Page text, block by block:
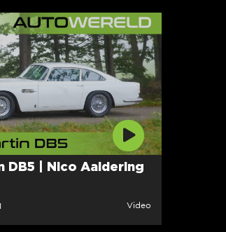
DB5 | Nico Aaldering
Video